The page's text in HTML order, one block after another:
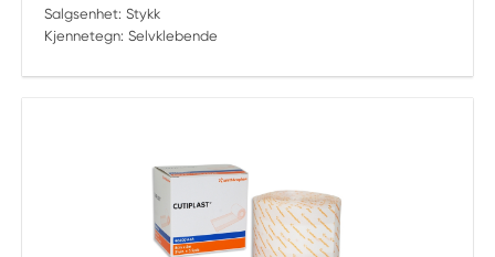
Salgsenhet: Stykk
Kjennetegn: Selvklebende